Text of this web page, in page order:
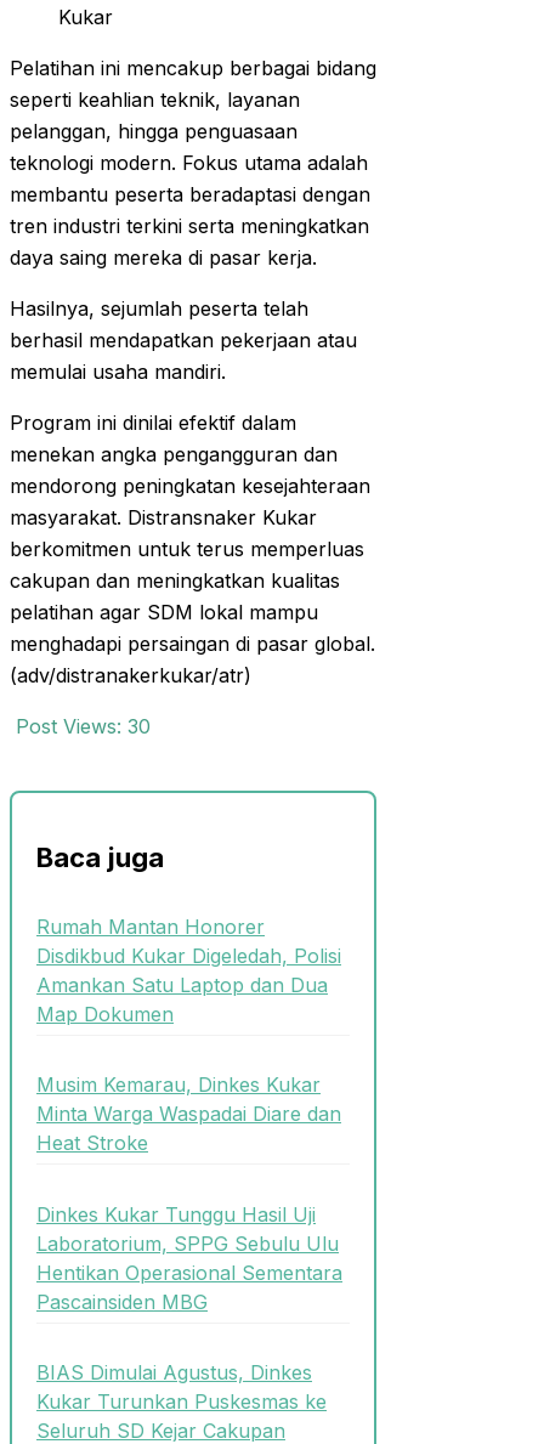
Kukar
Pelatihan ini mencakup berbagai bidang
seperti keahlian teknik, layanan
pelanggan, hingga penguasaan
teknologi modern. Fokus utama adalah
membantu peserta beradaptasi dengan
tren industri terkini serta meningkatkan
daya saing mereka di pasar kerja.
Hasilnya, sejumlah peserta telah
berhasil mendapatkan pekerjaan atau
memulai usaha mandiri.
Program ini dinilai efektif dalam
menekan angka pengangguran dan
mendorong peningkatan kesejahteraan
masyarakat. Distransnaker Kukar
berkomitmen untuk terus memperluas
cakupan dan meningkatkan kualitas
pelatihan agar SDM lokal mampu
menghadapi persaingan di pasar global.
(adv/distranakerkukar/atr)
Post Views: 30
Baca juga
Rumah Mantan Honorer
Disdikbud Kukar Digeledah, Polisi
Amankan Satu Laptop dan Dua
Map Dokumen
Musim Kemarau, Dinkes Kukar
Minta Warga Waspadai Diare dan
Heat Stroke
Dinkes Kukar Tunggu Hasil Uji
Laboratorium, SPPG Sebulu Ulu
Hentikan Operasional Sementara
Pascainsiden MBG
BIAS Dimulai Agustus, Dinkes
Kukar Turunkan Puskesmas ke
Seluruh SD Kejar Cakupan